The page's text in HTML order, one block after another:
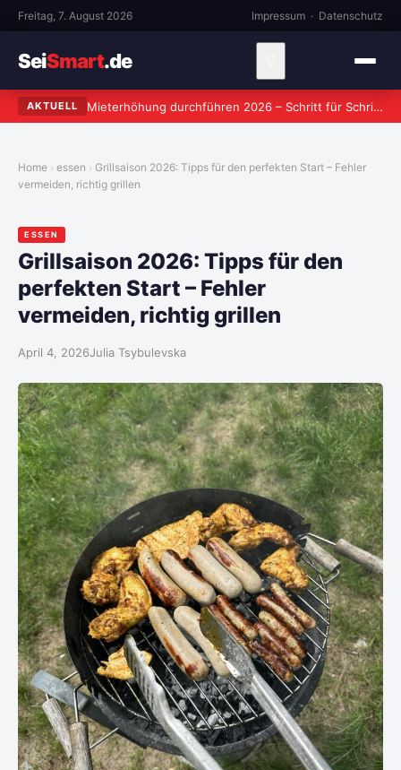
Freitag, 7. August 2026 Impressum · Datenschutz
SeiSmart.de
AKTUELL Mieterhöhung durchführen 2026 – Schritt für Schritt zum rechtssicheren Verlangen
Home essen
Grillsaison 2026: Tipps für den perfekten Start – Fehler
vermeiden, richtig grillen
ESSEN
Grillsaison 2026: Tipps für den
perfekten Start – Fehler
vermeiden, richtig grillen
April 4, 2026Julia Tsybulevska